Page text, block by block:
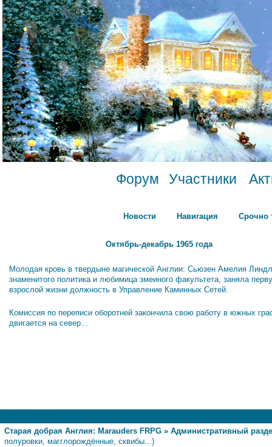
Форум Участники
Новости Навигация Срочно
Октябрь-декабрь 1965 года
Молодая кровь в твердыне магической Англии: Сьюзен Амелия
знаменитого политика и любимица змеиного факультета, заняла
взрослой жизни должность в Управление Каминных Сетей.
Комиссия по переписи оборотней закончила свою работу в южных
двигается на север...
Старая добрая Англия: Marauders FRPG » Административный
полуровки, магглорождённые, сквибы...)